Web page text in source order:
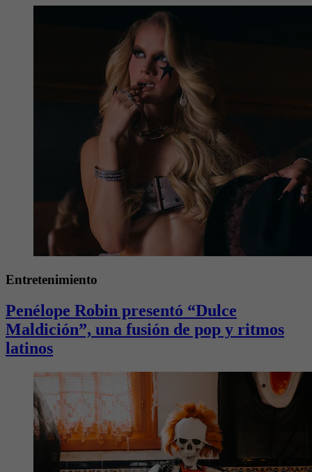
Entretenimiento
Penélope Robin presentó “Dulce
Maldición”, una fusión de pop y ritmos
latinos